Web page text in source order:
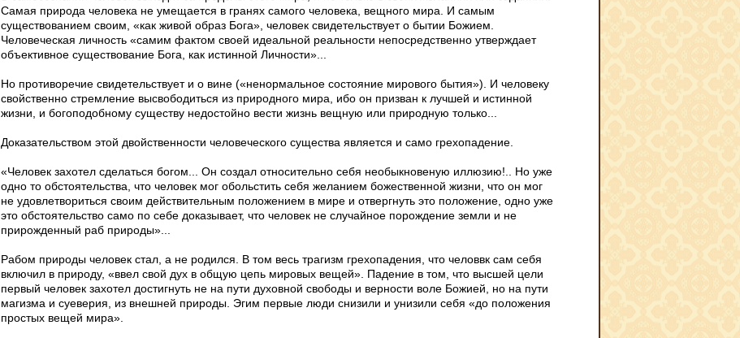
Самая природа человека не умещается в гранях самого человека, вещного мира. И самым
существованием своим, «как живой образ Бога», человек свидетельствует о бытии Божием.
Человеческая личность «самим фактом своей идеальной реальности непосредственно утверждает
объективное существование Бога, как истинной Лич­ности»...
Но противоречие свидетельствует и о вине («ненормальное состояние мирового бытия»). И человеку
свой­ственно стремление высвободиться из природного мира, ибо он призван к лучшей и истинной
жизни, и богоподобному существу недостойно вести жизнь вещную или природную только...
Доказательством этой двойственности человеческого существа является и само грехопадение.
«Человек захотел сделаться богом... Он создал относительно себя необыкновеную иллюзию!.. Но уже
одно то обстоятель­ства, что человек мог обольстить себя желанием боже­ственной жизни, что он мог
не удовлетвориться своим действительным положением в мире и отвергнуть это положение, одно уже
это обстоятельство само по себе доказывает, что человек не случайное порождение земли и не
прирожденный раб природы»...
Рабом природы человек стал, а не родился. В том весь трагизм грехопадения, что человвк сам себя
включил в природу, «ввел свой дух в общую цепь мировых вещей». Падение в том, что высшей цели
первый человек захотел достигнуть не на пути духовной свободы и верности воле Божией, но на пути
магизма и суеверия, из внешней природы. Эгим пер­вые люди снизили и унизили себя «до положения
простых вещей мира».